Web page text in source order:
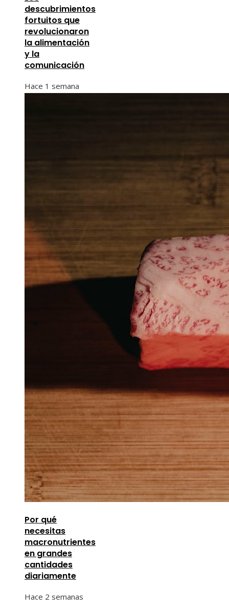
descubrimientos
fortuitos que
revolucionaron
la alimentación
y la
comunicación
Hace 1 semana
Por qué
necesitas
macronutrientes
en grandes
cantidades
diariamente
Hace 2 semanas